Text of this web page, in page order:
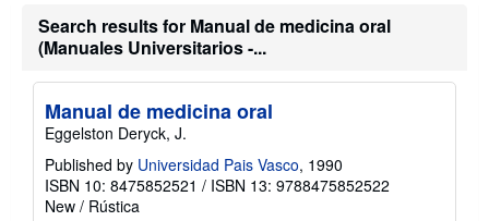
s
p
a
t
Search results for Manual de medicina oral
(Manuales Universitarios -...
Manual de medicina oral
Eggelston Deryck, J.
Published by Universidad Pais Vasco, 1990
ISBN 10: 8475852521 / ISBN 13: 9788475852522
New / Rústica